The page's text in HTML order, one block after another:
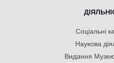
Соціальні
Наукова
Видання